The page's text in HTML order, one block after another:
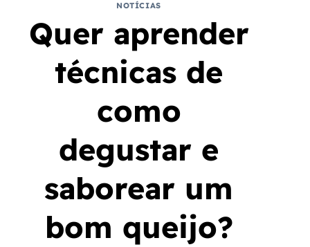
NOTÍCIAS
Quer aprender
técnicas de
como
degustar e
saborear um
bom queijo?